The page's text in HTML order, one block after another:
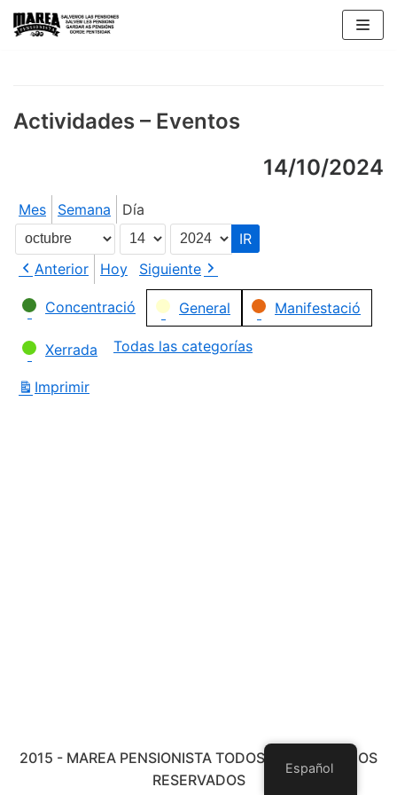
Saltar
Actividades – Eventos
14/10/2024
Mes Semana Día
Mes
Día
Año
Anterior
Hoy
Siguiente
Categorías
Concentració General Manifestació
Xerrada Todas las categorías
Imprimir
2015 - MAREA PENSIONISTA TODOS LOS DERECHOS
RESERVADOS
Español